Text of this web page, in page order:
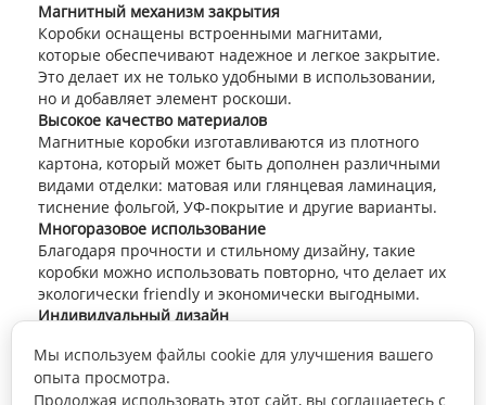
Магнитный механизм закрытия
Коробки оснащены встроенными магнитами,
которые обеспечивают надежное и легкое закрытие.
Это делает их не только удобными в использовании,
но и добавляет элемент роскоши.
Высокое качество материалов
Магнитные коробки изготавливаются из плотного
картона, который может быть дополнен различными
видами отделки: матовая или глянцевая ламинация,
тиснение фольгой, УФ-покрытие и другие варианты.
Многоразовое использование
Благодаря прочности и стильному дизайну, такие
коробки можно использовать повторно, что делает их
экологически friendly и экономически выгодными.
Индивидуальный дизайн
соответствии с вашими предпочтениями: нанесение
логотипа, выбор цветовой гаммы, добавление
Мы используем файлы cookie для улучшения вашего
опыта просмотра.
Продолжая использовать этот сайт, вы соглашаетесь с